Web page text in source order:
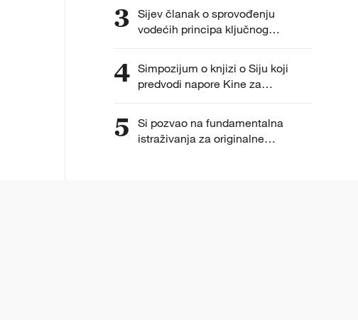
3 Sijev članak o sprovođenju
vodećih principa ključnog
plenarnog zasedanja Partije biće
4 Simpozijum o knjizi o Siju koji
predvodi napore Kine za
iskorenjivanje siromaštva
5
Si pozvao na fundamentalna
istraživanja za originalne